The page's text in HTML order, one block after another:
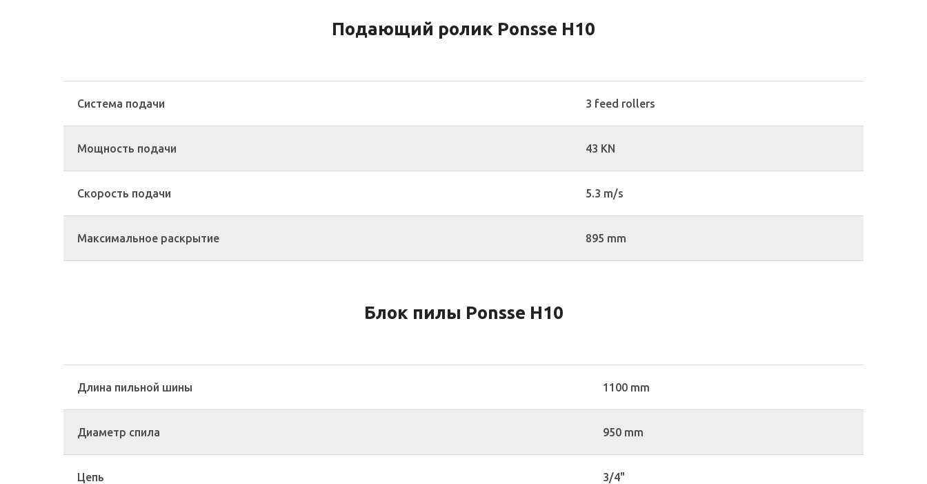
Подающий ролик Ponsse H10
Система подачи 3 feed rollers
Мощность подачи 43 KN
Скорость подачи 5.3 m/s
Максимальное раскрытие 895 mm
Блок пилы Ponsse H10
Длина пильной шины 1100 mm
Диаметр спила 950 mm
Цепь 3/4"